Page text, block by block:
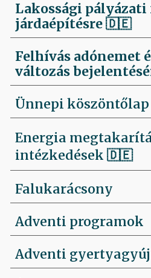
Lakossági
járdaépítésre🇩🇪
Felhívás adónemet
változás
Ünnepi köszöntőlap
Energia
intézkedések 🇩🇪
Falukarácsony
Adventi programok
Adventi